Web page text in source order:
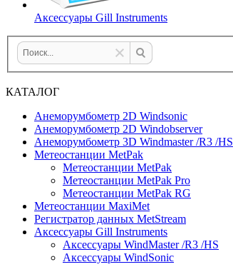
Аксессуары Gill Instruments
КАТАЛОГ
Анеморумбометр 2D Windsonic
Анеморумбометр 2D Windobserver
Анеморумбометр 3D Windmaster /R3 /HS
Метеостанции MetPak
Метеостанции MetPak
Метеостанции MetPak Pro
Метеостанции MetPak RG
Метеостанции MaxiMet
Регистратор данных MetStream
Аксессуары Gill Instruments
Аксессуары WindMaster /R3 /HS
Аксессуары WindSonic